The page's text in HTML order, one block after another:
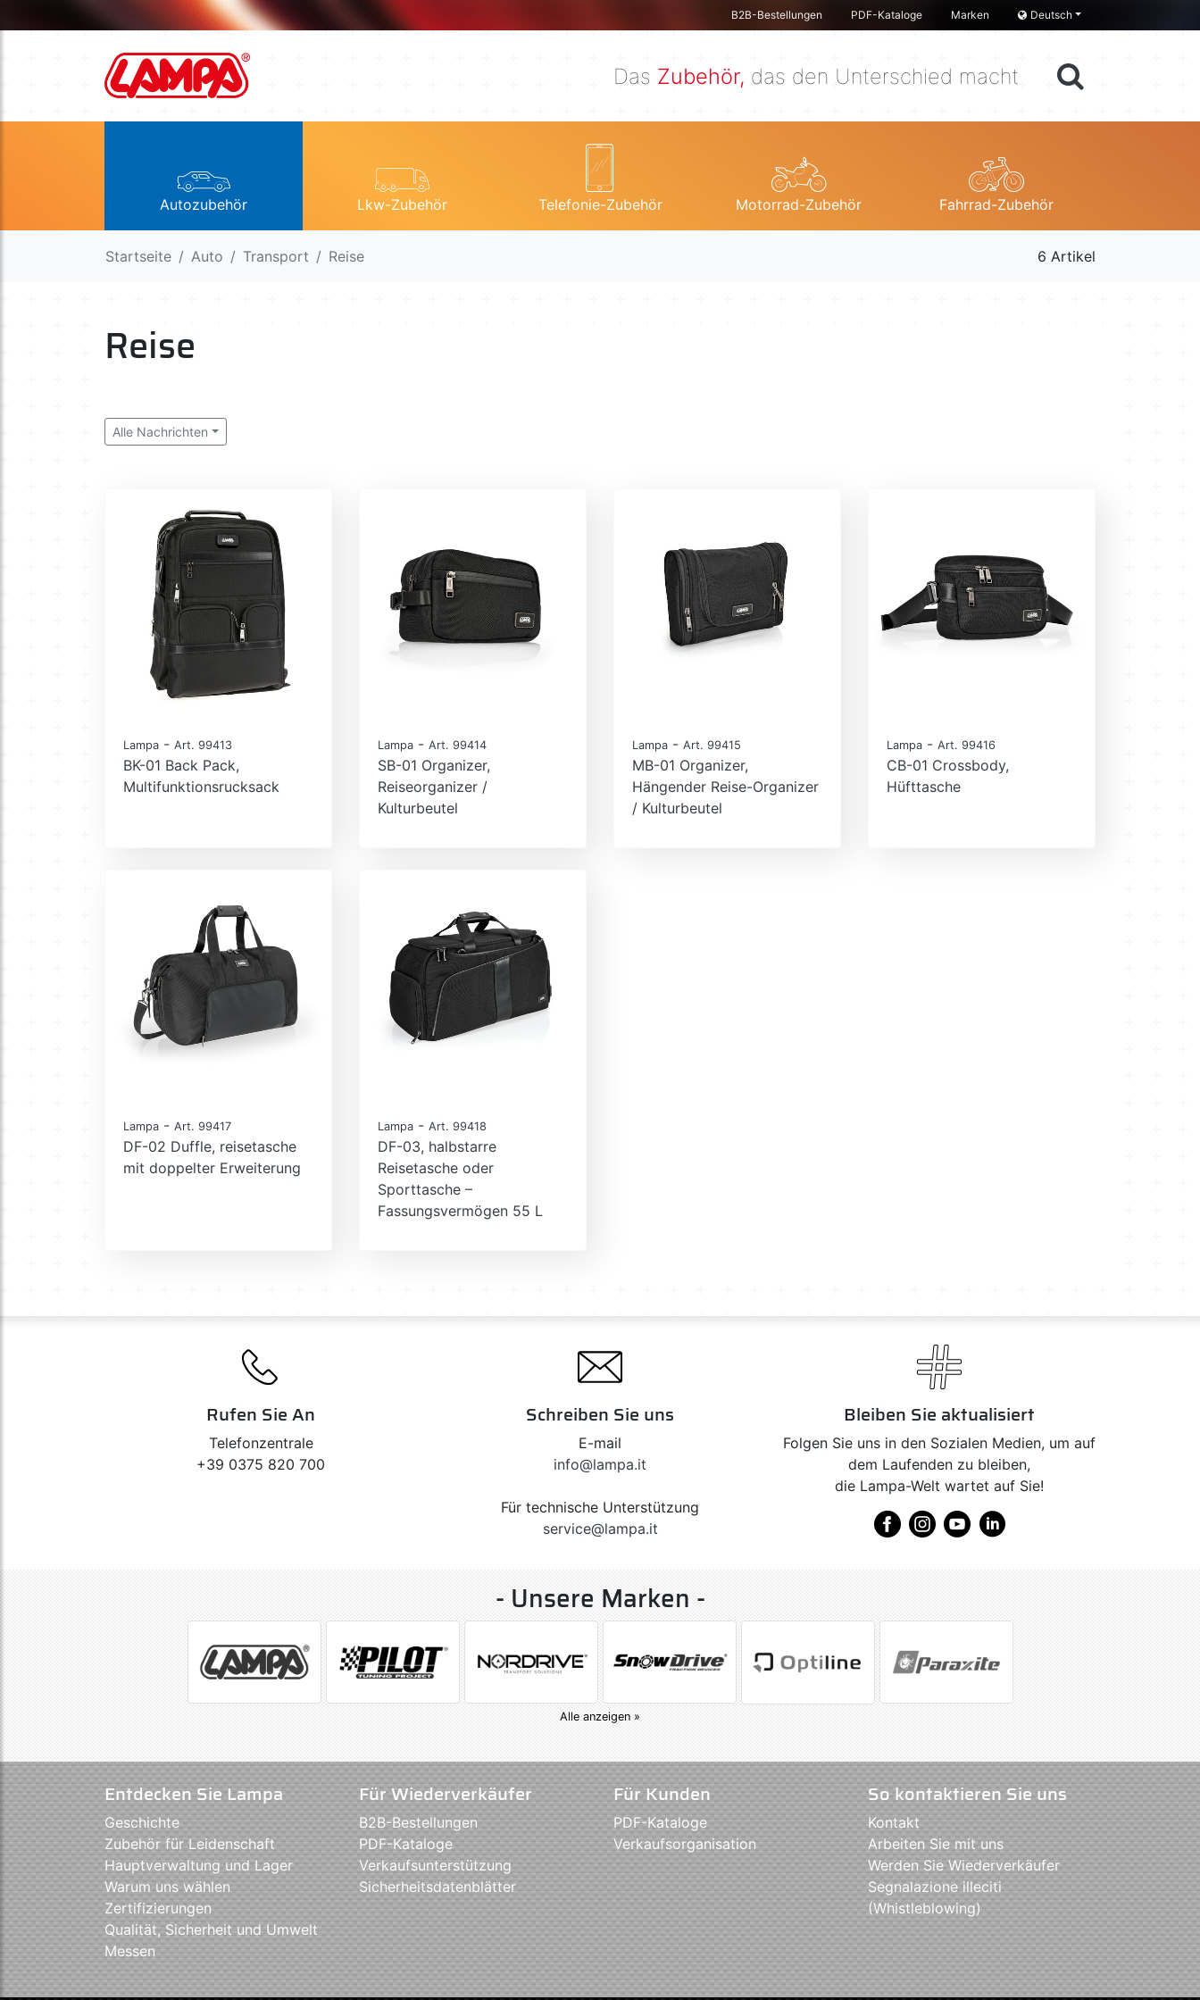
B2B-Bestellungen PDF-Kataloge Marken Deutsch
Das Zubehör, das den Unterschied macht
Autozubehör Lkw-Zubehör Telefonie-Zubehör Motorrad-Zubehör Fahrrad-Zubehör
Startseite Auto Transport Reise 6 Artikel
Reise
Alle Nachrichten
Lampa - Art. 99413
BK-01 Back Pack,
Multifunktionsrucksack
Lampa - Art. 99414
SB-01 Organizer,
Reiseorganizer /
Kulturbeutel
Lampa - Art. 99415
MB-01 Organizer,
Hängender Reise-Organizer
/ Kulturbeutel
Lampa - Art. 99416
CB-01 Crossbody,
Hüfttasche
Lampa - Art. 99417
DF-02 Duffle, reisetasche
mit doppelter Erweiterung
Lampa - Art. 99418
DF-03, halbstarre
Reisetasche oder
Sporttasche –
Fassungsvermögen 55 L
Rufen Sie An
Telefonzentrale
+39 0375 820 700
Schreiben Sie uns
E-mail
info@lampa.it
Für technische Unterstützung
service@lampa.it
Bleiben Sie aktualisiert
Folgen Sie uns in den Sozialen Medien, um auf
dem Laufenden zu bleiben,
die Lampa-Welt wartet auf Sie!
- Unsere Marken -
Alle anzeigen »
Entdecken Sie Lampa
Geschichte
Zubehör für Leidenschaft
Hauptverwaltung und Lager
Warum uns wählen
Zertifizierungen
Qualität, Sicherheit und Umwelt
Messen
Für Wiederverkäufer
B2B-Bestellungen
PDF-Kataloge
Verkaufsunterstützung
Sicherheitsdatenblätter
Für Kunden
PDF-Kataloge
Verkaufsorganisation
So kontaktieren Sie uns
Kontakt
Arbeiten Sie mit uns
Werden Sie Wiederverkäufer
Segnalazione illeciti
(Whistleblowing)